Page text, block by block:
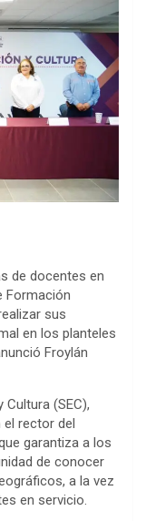
de docentes en
Formación
sus
en los planteles
Froylán
(SEC),
rector del
garantiza a los
de conocer
a la vez
en servicio.